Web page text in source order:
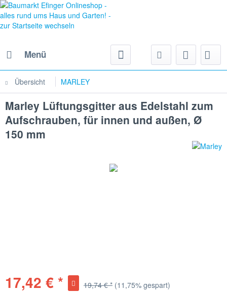
Menü
Übersicht MARLEY
Marley Lüftungsgitter aus Edelstahl zum
Aufschrauben, für innen und außen, Ø
150 mm
17,42 € * 19,74 € * (11,75% gespart)